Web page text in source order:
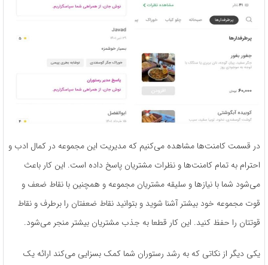
در قسمت کامنت­‌ها مشاهده می­‌کنیم که مدیریت این مجموعه در کمال ادب و
احترام به تمام کامنت‌­ها و نظرات مشتریان پاسخ داده ­است. این ­کار باعث
می‌شود شما با نیاز­ها و سلیقه­ مشتریان مجموعه­ و همچنین با نقاط ضعف و
قوت مجموعه­­ خود بیشتر آشنا شوید و بتوانید نقاط ضعفتان را برطرف و نقاط
قوتتان را حفظ کنید. این کار قطعا به جذب مشتریان بیشتر منجر می­‌شود.
یکی دیگر از نکاتی که به رشد رستوران شما کمک بسزایی می­‌کند ارائه­ یک